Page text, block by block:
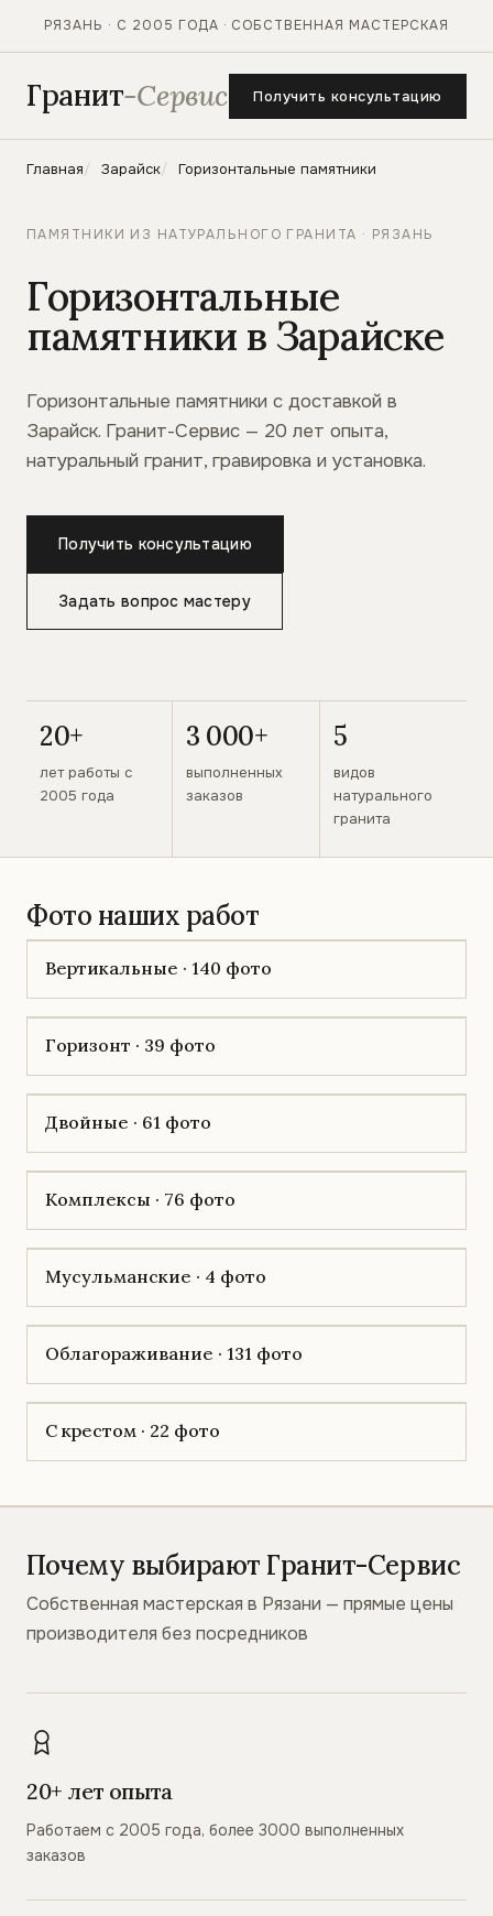
РЯЗАНЬ · С 2005 ГОДА · СОБСТВЕННАЯ МАСТЕРСКАЯ
Гранит-Сервис Получить консультацию
Главная Зарайск Горизонтальные памятники
ПАМЯТНИКИ ИЗ НАТУРАЛЬНОГО ГРАНИТА · РЯЗАНЬ
Горизонтальные
памятники в Зарайске
Горизонтальные памятники с доставкой в
Зарайск. Гранит-Сервис — 20 лет опыта,
натуральный гранит, гравировка и установка.
Получить консультацию
Задать вопрос мастеру
20+
лет работы с
2005 года
3 000+
выполненных
заказов
5
видов
натурального
гранита
Фото наших работ
Вертикальные · 140 фото
Горизонт · 39 фото
Двойные · 61 фото
Комплексы · 76 фото
Мусульманские · 4 фото
Облагораживание · 131 фото
С крестом · 22 фото
Почему выбирают Гранит-Сервис
Собственная мастерская в Рязани — прямые цены
производителя без посредников
20+ лет опыта
Работаем с 2005 года, более 3000 выполненных
заказов